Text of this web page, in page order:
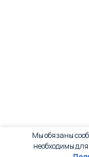
Мы обязаны
необходимы